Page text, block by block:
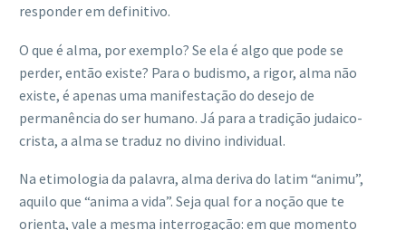
responder em definitivo.
O que é alma, por exemplo? Se ela é algo que pode se
perder, então existe? Para o budismo, a rigor, alma não
existe, é apenas uma manifestação do desejo de
permanência do ser humano. Já para a tradição judaico-
crista, a alma se traduz no divino individual.
Na etimologia da palavra, alma deriva do latim “animu”,
aquilo que “anima a vida”. Seja qual for a noção que te
orienta, vale a mesma interrogação: em que momento